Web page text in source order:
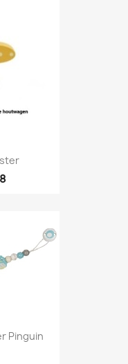
Pinguin